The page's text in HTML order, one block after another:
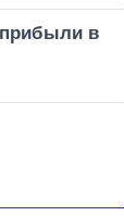
прибыли в